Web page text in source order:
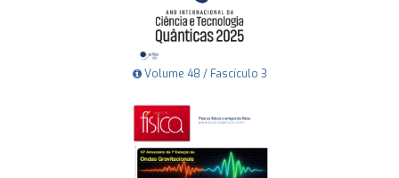
Volume 48 / Fascículo 3